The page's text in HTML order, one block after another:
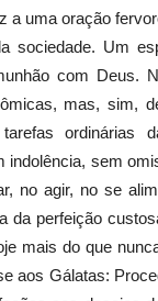
a uma oração
sociedade. Um
com Deus.
mas, sim,
tarefas ordinárias
indolência, sem
no agir, no se
da perfeição
mais do que
aos Gálatas: